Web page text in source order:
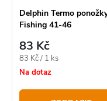
Delphin Termo
Fishing 41-46
83 Kč
Měrná
cena:
83 Kč / 1 ks
Na dotaz